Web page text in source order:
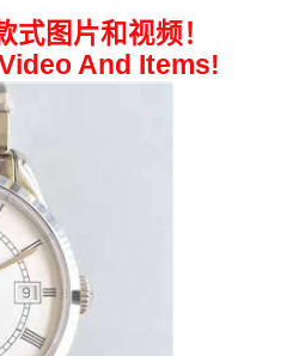
图片和视频！
And Items!